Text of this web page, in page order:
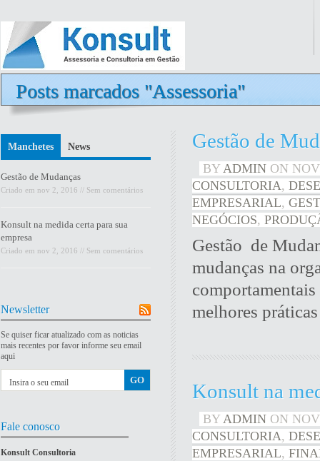
Posts marcados "Assessoria"
Gestão de
BY ADMIN ON
CONSULTORIA,
EMPRESARIAL,
NEGÓCIOS,
Gestão de
mudanças na
melhores
Konsult na
BY ADMIN ON
CONSULTORIA,
EMPRESARIAL,
Manchetes News
Gestão de Mudanças
Criado em nov 2, 2016 // Sem comentários
Konsult na medida certa para sua
empresa
Criado em nov 2, 2016 // Sem comentários
Newsletter
Se quiser ficar atualizado com as noticias
mais recentes por favor informe seu email
aqui
Fale conosco
Konsult Consultoria